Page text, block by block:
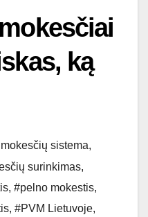
ką
sistema,
surinkimas,
, #pelno mokestis,
, #PVM Lietuvoje,